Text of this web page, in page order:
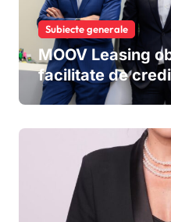
Subiecte generale
MOOV Leasing
facilitate de
sindicalizat de
dezvoltării și
leasingului
România